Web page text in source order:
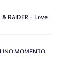
RAIDER - Love
MOMENTO